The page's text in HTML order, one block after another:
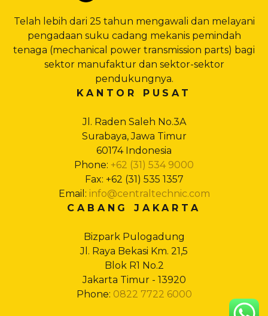
Telah lebih dari 25 tahun mengawali dan melayani
pengadaan suku cadang mekanis pemindah
tenaga (mechanical power transmission parts) bagi
sektor manufaktur dan sektor-sektor
pendukungnya.
KANTOR PUSAT
Jl. Raden Saleh No.3A
Surabaya, Jawa Timur
60174 Indonesia
Phone: +62 (31) 534 9000
Fax: +62 (31) 535 1357
Email: info@centraltechnic.com
CABANG JAKARTA
Bizpark Pulogadung
Jl. Raya Bekasi Km. 21,5
Blok R1 No.2
Jakarta Timur - 13920
Phone: 0822 7722 6000